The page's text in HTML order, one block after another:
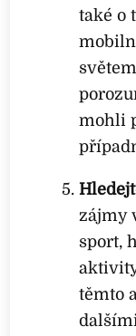
také o
mohli
zájmy
sport,
těmto